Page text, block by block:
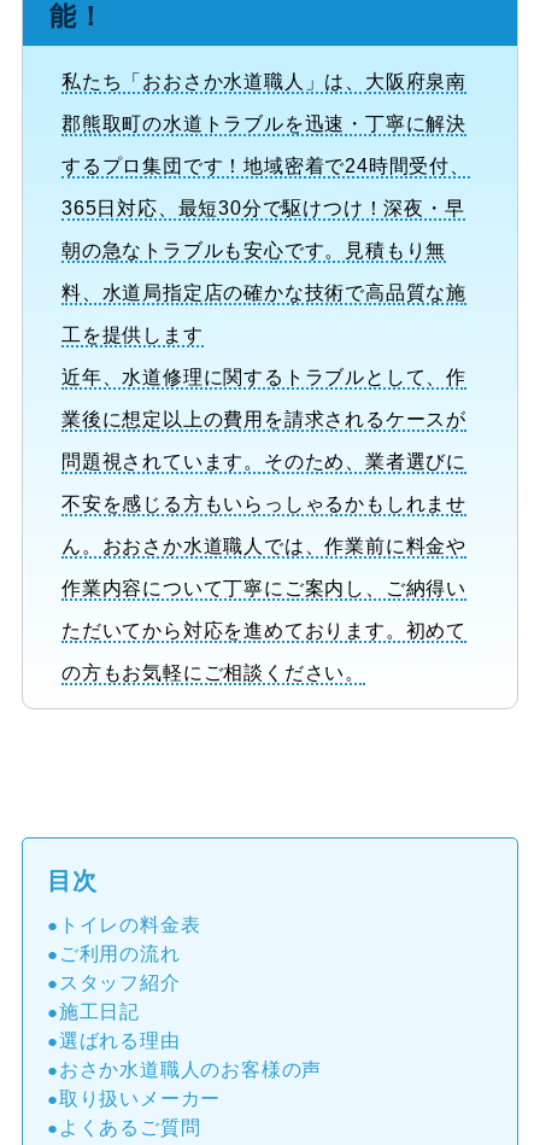
能！
私たち「おおさか水道職人」は、大阪府泉南
郡熊取町の水道トラブルを迅速・丁寧に解決
するプロ集団です！地域密着で24時間受付、
365日対応、最短30分で駆けつけ！深夜・早
朝の急なトラブルも安心です。見積もり無
料、水道局指定店の確かな技術で高品質な施
工を提供します
近年、水道修理に関するトラブルとして、作
業後に想定以上の費用を請求されるケースが
問題視されています。そのため、業者選びに
不安を感じる方もいらっしゃるかもしれませ
ん。おおさか水道職人では、作業前に料金や
作業内容について丁寧にご案内し、ご納得い
ただいてから対応を進めております。初めて
の方もお気軽にご相談ください。
目次
トイレの料金表
ご利用の流れ
スタッフ紹介
施工日記
選ばれる理由
おさか水道職人のお客様の声
取り扱いメーカー
よくあるご質問